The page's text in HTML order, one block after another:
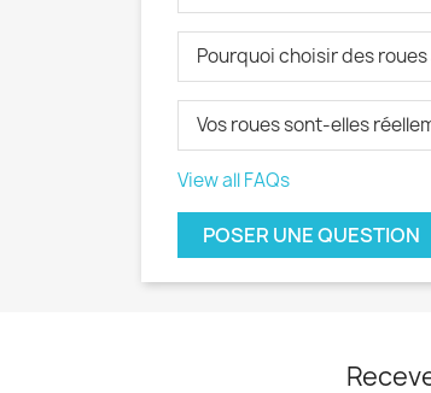
Pourquoi choisir des
Vos roues sont-elles
View all FAQs
POSER UNE QUESTION